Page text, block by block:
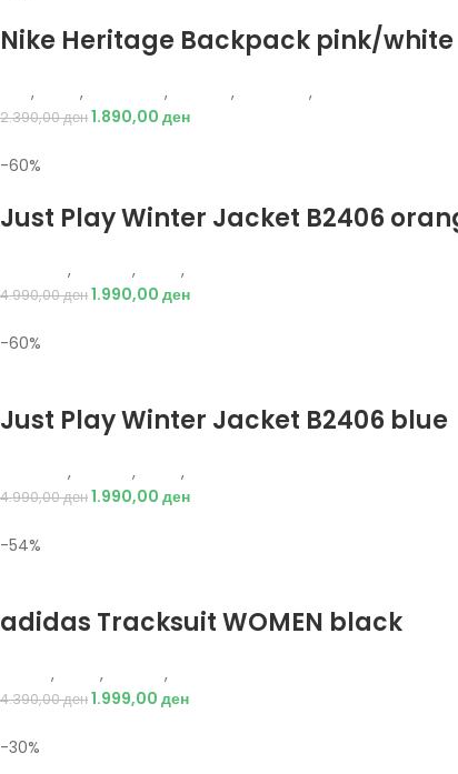
Nike Heritage Backpack pink/white
, , , , ,
2.390,00ден1.890,00 ден
-60%
Just Play Winter Jacket B2406
, , ,
4.990,00ден1.990,00 ден
-60%
Just Play Winter Jacket B2406 blue
, , ,
4.990,00ден1.990,00 ден
-54%
adidas Tracksuit WOMEN black
, , ,
4.390,00ден1.999,00 ден
-30%